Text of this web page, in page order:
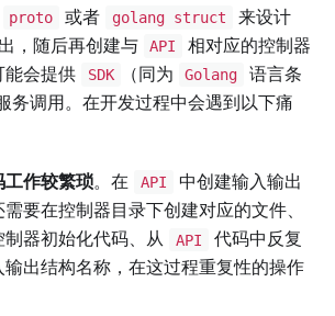
proto 或者 golang struct 来设计
，随后再创建与 API
相对应的控制器
能会提供
SDK （同为 Golang
语言条
务调用。在开发过程中会遇到以下痛
工作较繁琐。在 API
中创建输入输出
要在控制器目录下创建对应的文件、
器初始化代码、从
API
代码中反复
出结构名称，在这过程重复性的操作